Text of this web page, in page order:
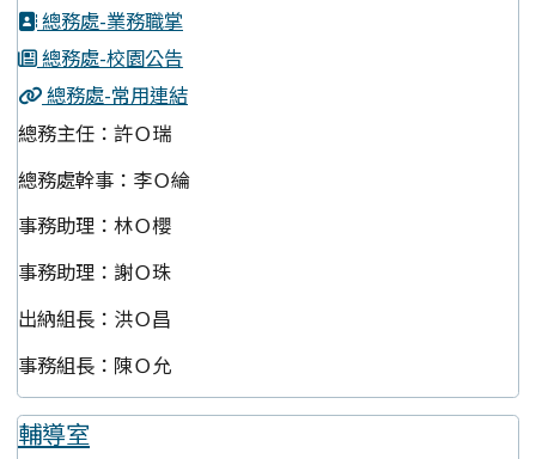
總務處-業務職掌
總務處-校園公告
總務處-常用連結
總務主任：許Ｏ瑞
總務處幹事：李Ｏ綸
事務助理：林Ｏ櫻
事務助理：謝Ｏ珠
出納組長：洪Ｏ昌
事務組長：陳Ｏ允
輔導室